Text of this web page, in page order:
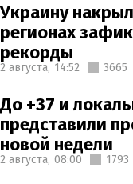
Украину
регионах
рекорды
2 августа, 14:52 3665
До +37 и
представили
новой недели
2 августа, 08:00 1793